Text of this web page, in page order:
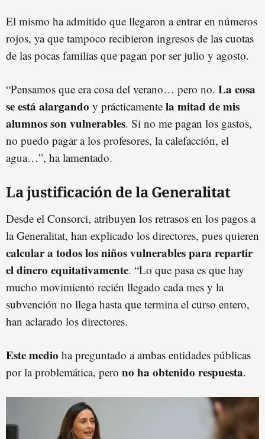
El mismo ha admitido que llegaron a entrar en números
rojos, ya que tampoco recibieron ingresos de las cuotas
de las pocas familias que pagan por ser julio y agosto.
“Pensamos que era cosa del verano… pero no. La cosa
se está alargando y prácticamente la mitad de mis
alumnos son vulnerables. Si no me pagan los gastos,
no puedo pagar a los profesores, la calefacción, el
agua…”, ha lamentado.
La justificación de la Generalitat
Desde el Consorci, atribuyen los retrasos en los pagos a
la Generalitat, han explicado los directores, pues quieren
calcular a todos los niños vulnerables para repartir
el dinero equitativamente. “Lo que pasa es que hay
mucho movimiento recién llegado cada mes y la
subvención no llega hasta que termina el curso entero,
han aclarado los directores.
Este medio ha preguntado a ambas entidades públicas
por la problemática, pero no ha obtenido respuesta.